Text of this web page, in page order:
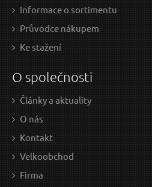
Informace o sortimentu
Průvodce nákupem
Ke stažení
O společnosti
Články a aktuality
O nás
Kontakt
Velkoobchod
Firma